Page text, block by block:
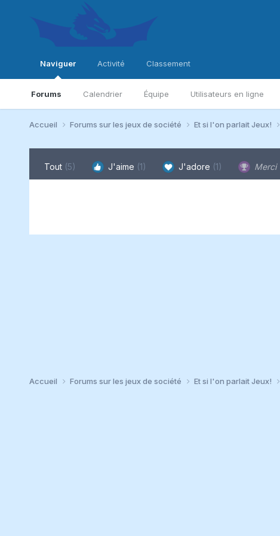
Naviguer
Forums Calendrier Équipe Utilisateurs en ligne
Activité Classement
Accueil Forums sur les jeux de société Et si l'on parlait Jeux!
Tout (5) J'aime (1) J'adore (1) Merci
Accueil Forums sur les jeux de société Et si l'on parlait Jeux!